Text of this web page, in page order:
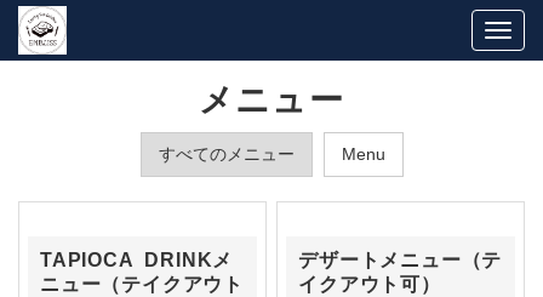
メニュー
すべてのメニュー Menu
TAPIOCA DRINKメ
ニュー（テイクアウト
デザートメニュー（テ
イクアウト可）